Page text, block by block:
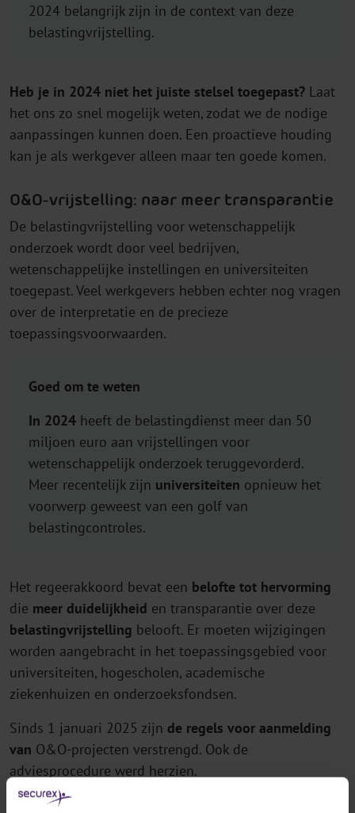
2024 belangrijk zijn in de context van deze
belastingvrijstelling.
Heb je in 2024 niet het juiste stelsel toegepast? Laat
het ons zo snel mogelijk weten, zodat we de nodige
aanpassingen kunnen doen. Een proactieve houding
kan je als werkgever alleen maar ten goede komen.
O&O-vrijstelling: naar meer transparantie
De belastingvrijstelling voor wetenschappelijk
onderzoek wordt door veel bedrijven,
wetenschappelijke instellingen en universiteiten
toegepast. Veel werkgevers hebben echter nog vragen
over de interpretatie en de precieze
toepassingsvoorwaarden.
Goed om te weten
In 2024 heeft de belastingdienst meer dan 50
miljoen euro aan vrijstellingen voor
wetenschappelijk onderzoek teruggevorderd.
Meer recentelijk zijn universiteiten opnieuw het
voorwerp geweest van een golf van
belastingcontroles.
Het regeerakkoord bevat een belofte tot hervorming
die meer duidelijkheid en transparantie over deze
belastingvrijstelling belooft. Er moeten wijzigingen
worden aangebracht in het toepassingsgebied voor
universiteiten, hogescholen, academische
ziekenhuizen en onderzoeksfondsen.
Sinds 1 januari 2025 zijn de regels voor aanmelding
van O&O-projecten verstrengd. Ook de
adviesprocedure werd herzien.